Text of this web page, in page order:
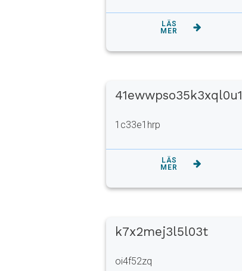
LÄS
MER
41ewwpso35k3xql0u1
1c33e1hrp
LÄS
MER
k7x2mej3l5l03t
oi4f52zq